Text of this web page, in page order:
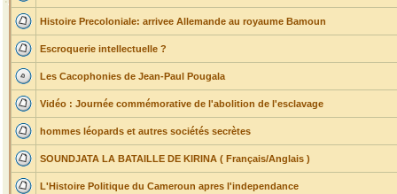
Histoire Precoloniale: arrivee Allemande au royaume Bamoun
Escroquerie intellectuelle ?
Les Cacophonies de Jean-Paul Pougala
Vidéo : Journée commémorative de l'abolition de l'esclavage
hommes léopards et autres sociétés secrètes
SOUNDJATA LA BATAILLE DE KIRINA ( Français/Anglais )
L'Histoire Politique du Cameroun apres l'independance